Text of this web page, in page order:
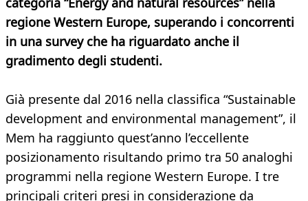
regione Western Europe, superando i concorrenti
in una survey che ha riguardato anche il
gradimento degli studenti.
Già presente dal 2016 nella classifica “Sustainable
development and environmental management”, il
Mem ha raggiunto quest’anno l’eccellente
posizionamento risultando primo tra 50 analoghi
programmi nella regione Western Europe. I tre
principali criteri presi in considerazione da